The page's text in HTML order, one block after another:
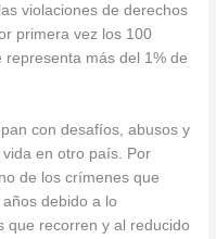
violaciones de derechos
primera vez los 100
más del 1% de
con desafíos, abusos y
en otro país. Por
de los crímenes que
debido a lo
que recorren y al reducido